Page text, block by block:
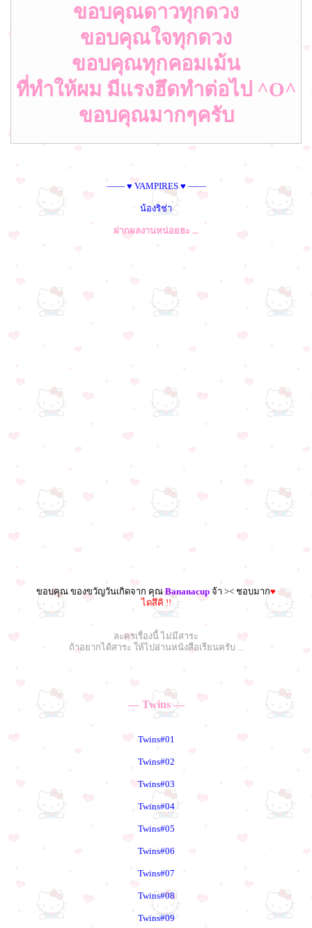
ขอบคุณดาวทุกดวง
ขอบคุณใจทุกดวง
ขอบคุณทุกคอมเม้น
ที่ทำให้ผม มีแรงฮึดทำต่อไป ^O^
ขอบคุณมากๆครับ
—— ♥ VAMPIRES ♥ ——
น้องริช่า
ฝากผลงานหน่อยฮะ ...
ขอบคุณ ของขวัญวันเกิดจาก คุณBananacup จ้า >< ชอบมาก♥
ไดสึคิ !!
ละครเรื่องนี้ ไม่มีสาระ
ถ้าอยากได้สาระ ให้ไปอ่านหนังสือเรียนครับ ...
— Twins —
Twins#01
Twins#02
Twins#03
Twins#04
Twins#05
Twins#06
Twins#07
Twins#08
Twins#09